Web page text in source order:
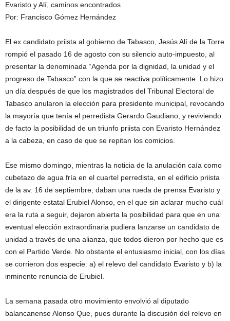
Evaristo y Alí, caminos encontrados
Por: Francisco Gómez Hernández
El ex candidato priista al gobierno de Tabasco, Jesús Alí de la Torre
rompió el pasado 16 de agosto con su silencio auto-impuesto, al
presentar la denominada “Agenda por la dignidad, la unidad y el
progreso de Tabasco” con la que se reactiva políticamente. Lo hizo
un día después de que los magistrados del Tribunal Electoral de
Tabasco anularon la elección para presidente municipal, revocando
la mayoría que tenía el perredista Gerardo Gaudiano, y reviviendo
de facto la posibilidad de un triunfo priista con Evaristo Hernández
a la cabeza, en caso de que se repitan los comicios.
Ese mismo domingo, mientras la noticia de la anulación caía como
cubetazo de agua fría en el cuartel perredista, en el edificio priista
de la av. 16 de septiembre, daban una rueda de prensa Evaristo y
el dirigente estatal Erubiel Alonso, en el que sin aclarar mucho cuál
era la ruta a seguir, dejaron abierta la posibilidad para que en una
eventual elección extraordinaria pudiera lanzarse un candidato de
unidad a través de una alianza, que todos dieron por hecho que es
con el Partido Verde. No obstante el entusiasmo inicial, con los días
se corrieron dos especie: a) el relevo del candidato Evaristo y b) la
inminente renuncia de Erubiel.
La semana pasada otro movimiento envolvió al diputado
balancanense Alonso Que, pues durante la discusión del relevo en